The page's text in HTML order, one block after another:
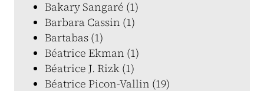
Bakary Sangaré (1)
Barbara Cassin (1)
Bartabas (1)
Béatrice Ekman (1)
Béatrice J. Rizk (1)
Béatrice Picon-Vallin (19)